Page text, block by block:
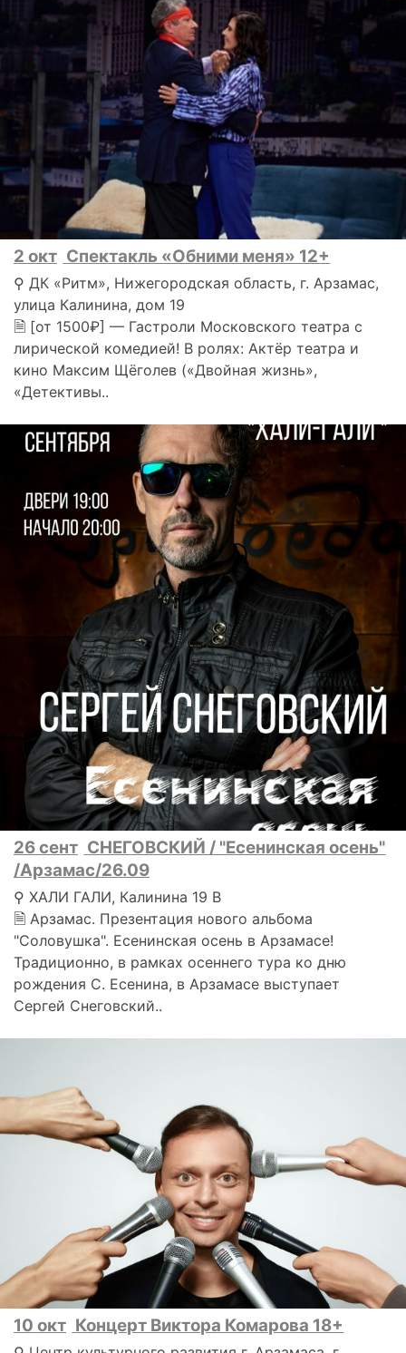
2 окт Спектакль «Обними меня» 12+
⚲ ДК «Ритм», Нижегородская область, г. Арзамас,
улица Калинина, дом 19
🗎 [от 1500₽] — Гастроли Московского театра с
лирической комедией! В ролях: Актёр театра и
кино Максим Щёголев («Двойная жизнь»,
«Детективы..
26 сент СНЕГОВСКИЙ / "Есенинская осень"
/Арзамас/26.09
⚲ ХАЛИ ГАЛИ, Калинина 19 В
🗎 Арзамас. Презентация нового альбома
"Соловушка". Есенинская осень в Арзамасе!
Традиционно, в рамках осеннего тура ко дню
рождения С. Есенина, в Арзамасе выступает
Сергей Снеговский..
10 окт Концерт Виктора Комарова 18+